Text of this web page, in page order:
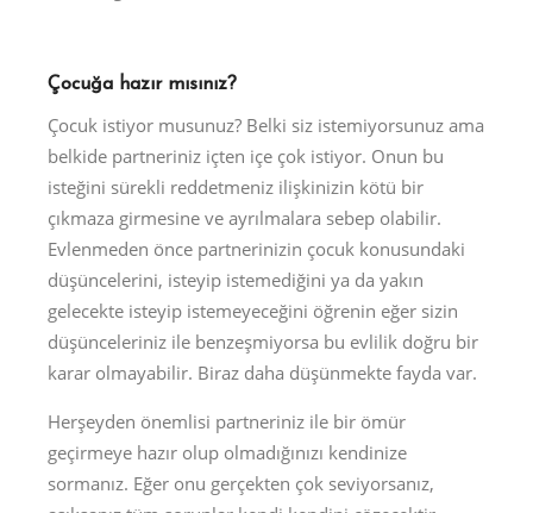
Çocuğa hazır mısınız?
Çocuk istiyor musunuz? Belki siz istemiyorsunuz ama
belkide partneriniz içten içe çok istiyor. Onun bu
isteğini sürekli reddetmeniz ilişkinizin kötü bir
çıkmaza girmesine ve ayrılmalara sebep olabilir.
Evlenmeden önce partnerinizin çocuk konusundaki
düşüncelerini, isteyip istemediğini ya da yakın
gelecekte isteyip istemeyeceğini öğrenin eğer sizin
düşünceleriniz ile benzeşmiyorsa bu evlilik doğru bir
karar olmayabilir. Biraz daha düşünmekte fayda var.
Herşeyden önemlisi partneriniz ile bir ömür
geçirmeye hazır olup olmadığınızı kendinize
sormanız. Eğer onu gerçekten çok seviyorsanız,